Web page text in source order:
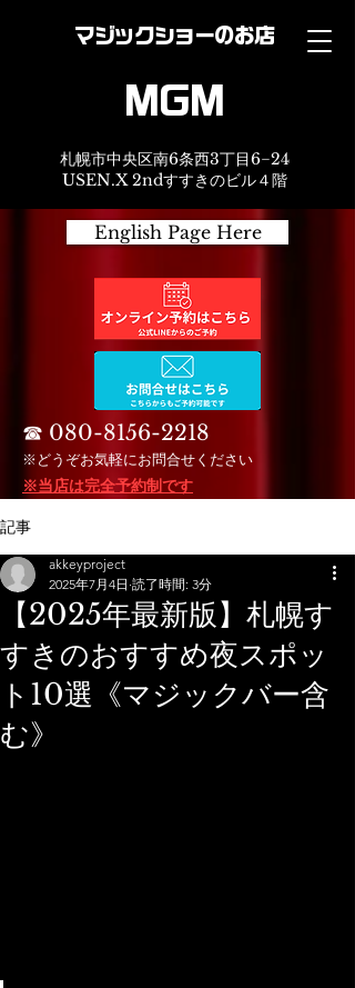
マジックショーのお店
MGM
札幌市中央区南6条西3丁目6−24
USEN.X 2ndすすきのビル４階
English Page Here
☎︎ 080-8156-2218
※どうぞお気軽にお問合せください
※当店は完全予約制です
記事
【2025年最新版】札幌す
すきのおすすめ夜スポッ
ト10選《マジックバー含
む》
akkeyproject
2025年7月4日 読了時間: 3分